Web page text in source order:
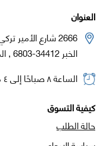
العنوان
2666 شارع الأمير تركي – الكورنيش , وحدة رقم 102
الخبر 34412-6803 , المملكة العربية السعودية
الساعة ٨ صباحًا إلى ٤ مساء من الأحد إلى الخميس
كيفية التسوق
حالة الطلب